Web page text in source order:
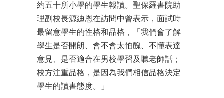
約五十所小學的學生報讀。聖保羅書院助
理副校長源廸恩在訪問中曾表示，面試時
最留意學生的性格和品格，「我們會了解
學生是否開朗、會不會太怕醜、不懂表達
意見、是否適合在男校學習及聽老師話；
校方注重品格，是因為我們相信品格決定
學生的讀書態度。」